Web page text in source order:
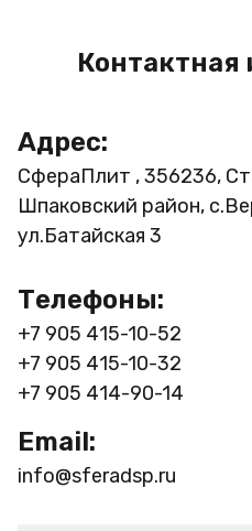
Адрес:
СфераПлит , 356236,
Шпаковский район,
ул.Батайская 3
Телефоны:
+7 905 415-10-52
+7 905 415-10-32
+7 905 414-90-14
Email:
info@sferadsp.ru